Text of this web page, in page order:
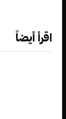
اقرأ أيضاً